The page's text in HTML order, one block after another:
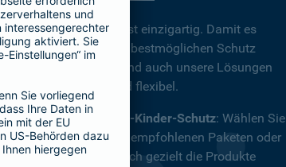
Jedes Kind ist einzigartig. Damit es
definitiv den bestmöglichen Schutz
bekommt, sind auch unsere Lösungen
vielfältig und flexibel.
Passend-für-Kinder-Schutz: Wählen Sie
aus unseren empfohlenen Paketen oder
stellen Sie sich gezielt die Produkte